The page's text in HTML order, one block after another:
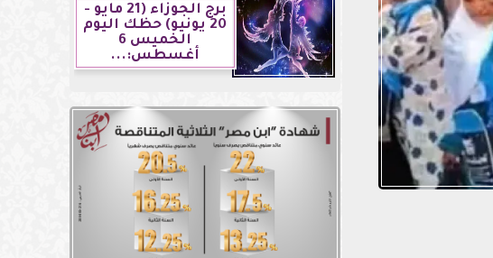
برج الجوزاء (21 مايو -
20 يونيو) حظك اليوم
الخميس 6
أغسطس:...